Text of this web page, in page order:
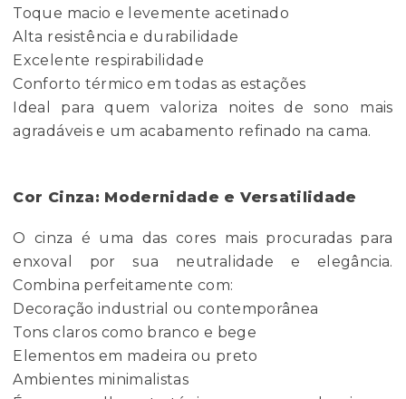
Toque macio e levemente acetinado
Alta resistência e durabilidade
Excelente respirabilidade
Conforto térmico em todas as estações
Ideal para quem valoriza noites de sono mais
agradáveis e um acabamento refinado na cama.
Cor Cinza: Modernidade e Versatilidade
O cinza é uma das cores mais procuradas para
enxoval por sua neutralidade e elegância.
Combina perfeitamente com:
Decoração industrial ou contemporânea
Tons claros como branco e bege
Elementos em madeira ou preto
Ambientes minimalistas